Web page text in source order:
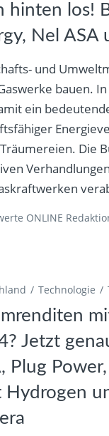
hinten los!
Nel ASA
und
bauen.
ein
Die
ONLINE
Technologie
Jetzt
Plug
Hydrogen